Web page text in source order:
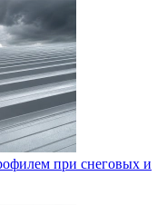
при снеговых и